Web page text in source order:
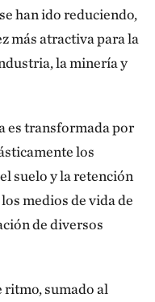
han ido redu­ciendo,
más atractiva para la
la minería y
es transformada por
los
suelo y la retención
medios de vida de
de di­versos
ritmo, sumado al